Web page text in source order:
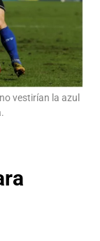
vestirían la azul